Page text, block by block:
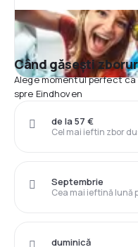
Când găsești
Alege momentul perfect
spre Eindhoven
Cel mai ieftin zbor
de la 57 €
Cea mai ieftină lună
Septembrie
duminică